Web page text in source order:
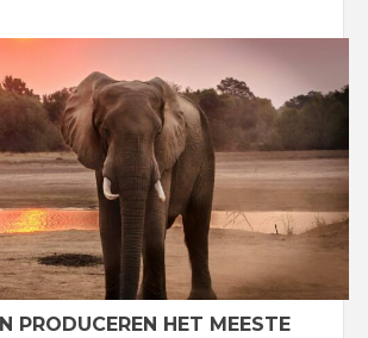
PRODUCEREN HET MEESTE